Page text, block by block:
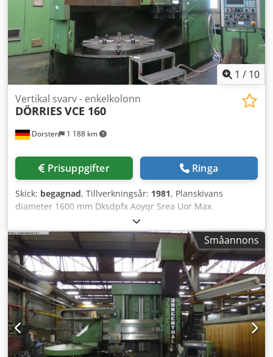
1 / 10
Dorsten 1 188 km
Vertikal svarv - enkelkolonn
DÖRRIESVCE 160
Prisuppgifter Ringa
Skick: begagnad, Tillverkningsår: 1981, Planskivans
diameter 1600 mm Dksdpfx Aoyqr Srea Uor Max
svarvdiameter 2100 mm Svarvhöjd 1700 mm Styrsystem R
& D Typ MTC 4 Varvtal 280 varv/min Arbetsstyckets vikt
20000 kg Verktygsväxlare 14 positioner Maskinens vikt ca
2800 t Utrymmesbehov ca 3,7x3,75x5,1 m Maskinen är
renoverad De tekniska uppgifterna är tillverkarens eller
operatörens angivelser och är därför ej bindande för oss.
Mellanförsäljning förbehålls. Endast våra affärs- och
försäljningsvillkor gäller. Om oss Över 400 egna maskiner i
lager Mer än 15.000 m² lageryta, traverskapacitet 70 t Mer
än 10.000 tillbehörsartiklar till din verkstad Vill du sälja
maskiner, produktionslinjer eller din verksamhet? Kontakta
Småannons